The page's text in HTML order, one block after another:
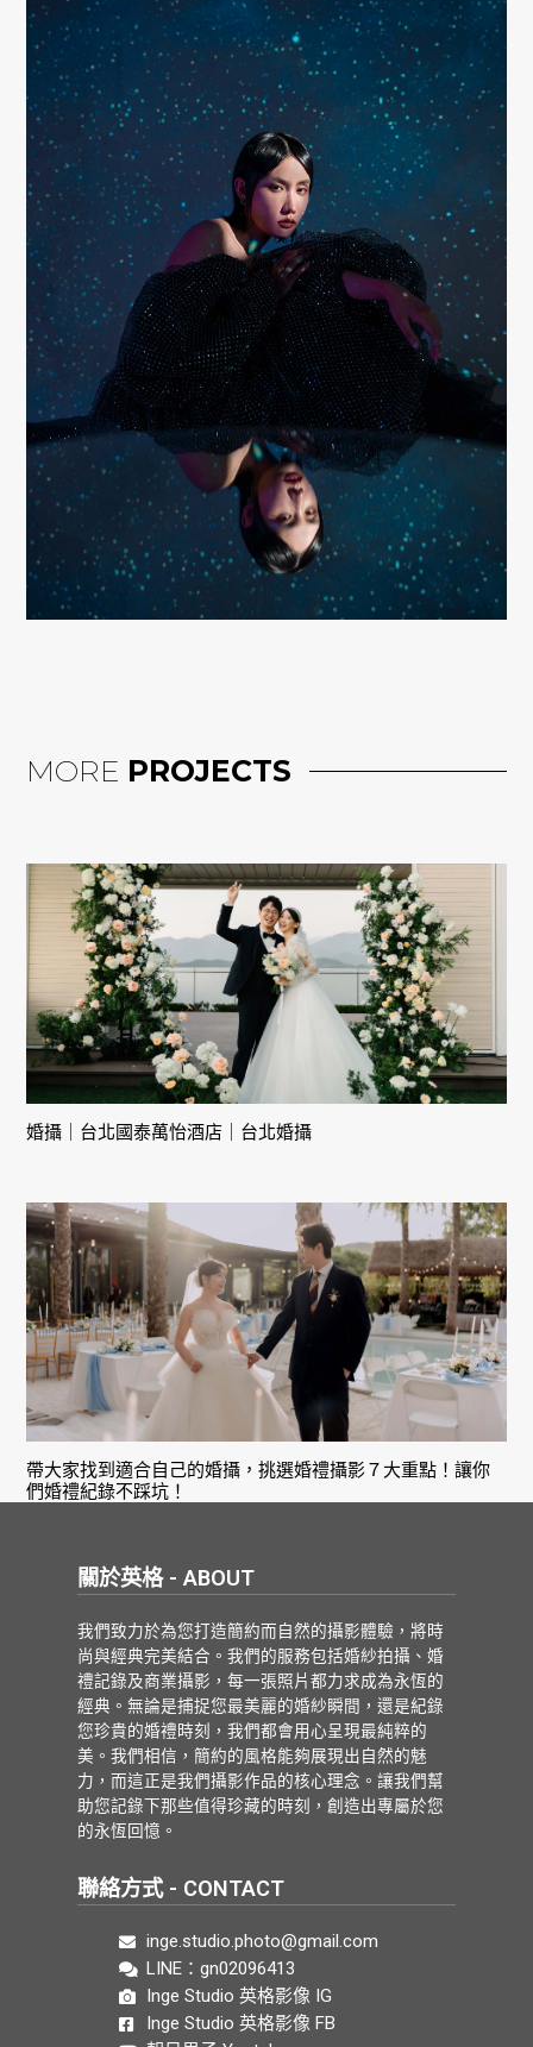
MORE PROJECTS
婚攝｜台北國泰萬怡酒店｜台北婚攝
帶大家找到適合自己的婚攝，挑選婚禮攝影７大重點！讓你
們婚禮紀錄不踩坑！
關於英格 - ABOUT
我們致力於為您打造簡約而自然的攝影體驗，將時
尚與經典完美結合。我們的服務包括婚紗拍攝、婚
禮記錄及商業攝影，每一張照片都力求成為永恆的
經典。無論是捕捉您最美麗的婚紗瞬間，還是紀錄
您珍貴的婚禮時刻，我們都會用心呈現最純粹的
美。我們相信，簡約的風格能夠展現出自然的魅
力，而這正是我們攝影作品的核心理念。讓我們幫
助您記錄下那些值得珍藏的時刻，創造出專屬於您
的永恆回憶。
聯絡方式 - CONTACT
inge.studio.photo@gmail.com
LINE：gn02096413
Inge Studio 英格影像 IG
Inge Studio 英格影像 FB